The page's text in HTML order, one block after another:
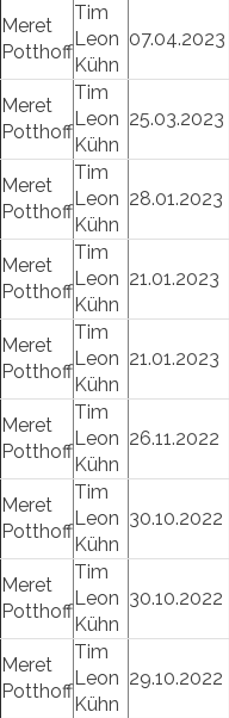
Meret
Potthoff
Tim
Leon
Kühn
07.04.2023
Meret
Potthoff
Tim
Leon
Kühn
25.03.2023
Meret
Potthoff
Tim
Leon
Kühn
28.01.2023
Meret
Potthoff
Tim
Leon
Kühn
21.01.2023
Meret
Potthoff
Tim
Leon
Kühn
21.01.2023
Meret
Potthoff
Tim
Leon
Kühn
26.11.2022
Meret
Potthoff
Tim
Leon
Kühn
30.10.2022
Meret
Potthoff
Tim
Leon
Kühn
30.10.2022
Meret
Potthoff
Tim
Leon
Kühn
29.10.2022